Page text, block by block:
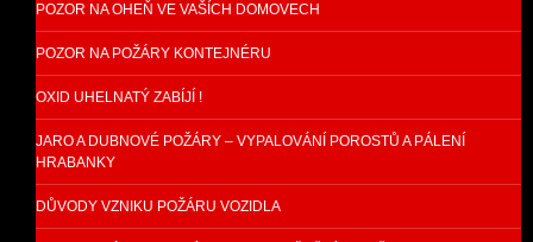
POZOR NA OHEŇ VE VAŠÍCH DOMOVECH
POZOR NA POŽÁRY KONTEJNÉRU
OXID UHELNATÝ ZABÍJÍ !
JARO A DUBNOVÉ POŽÁRY – VYPALOVÁNÍ POROSTŮ A PÁLENÍ
HRABANKY
DŮVODY VZNIKU POŽÁRU VOZIDLA